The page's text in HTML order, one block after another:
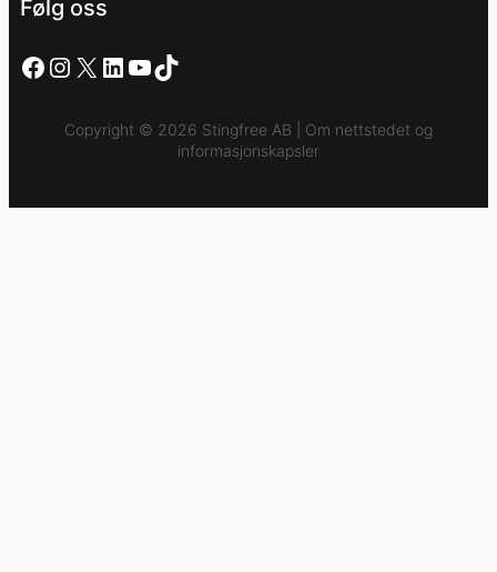
Følg oss
Facebook
Instagram
X LinkedIn
YouTube
TikTok
Copyright © 2026 Stingfree AB | Om nettstedet og
informasjonskapsler